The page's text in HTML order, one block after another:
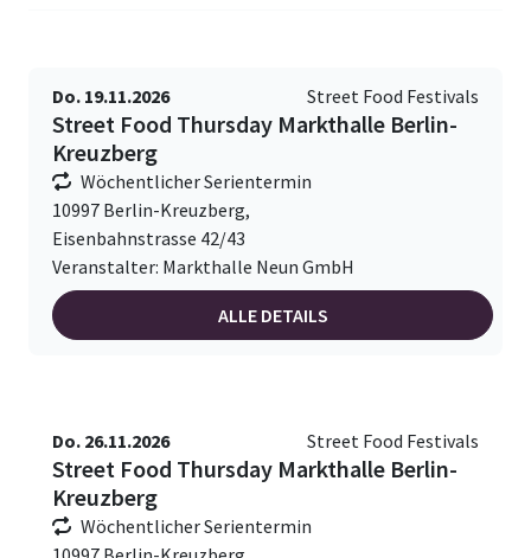
Do. 19.11.2026 Street Food Festivals
Street Food Thursday Markthalle Berlin-
Kreuzberg
Wöchentlicher Serientermin
10997 Berlin-Kreuzberg,
Eisenbahnstrasse 42/43
Veranstalter: Markthalle Neun GmbH
ALLE DETAILS
Do. 26.11.2026 Street Food Festivals
Street Food Thursday Markthalle Berlin-
Kreuzberg
Wöchentlicher Serientermin